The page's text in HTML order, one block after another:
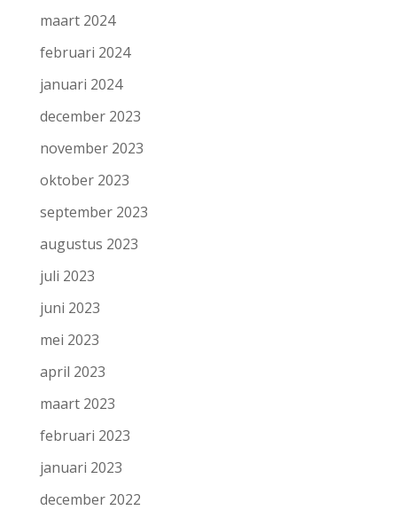
maart 2024
februari 2024
januari 2024
december 2023
november 2023
oktober 2023
september 2023
augustus 2023
juli 2023
juni 2023
mei 2023
april 2023
maart 2023
februari 2023
januari 2023
december 2022